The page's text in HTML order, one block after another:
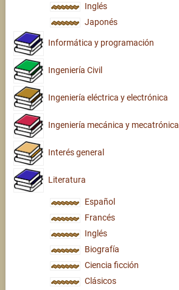
Inglés
Japonés
Informática y programación
Ingeniería Civil
Ingeniería eléctrica y electrónica
Ingeniería mecánica y mecatrónica
Interés general
Literatura
Español
Francés
Inglés
Biografía
Ciencia ficción
Clásicos